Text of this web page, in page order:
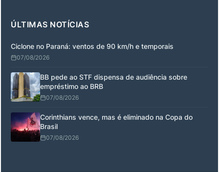
ÚLTIMAS NOTÍCIAS
Ciclone no Paraná: ventos de 90 km/h e temporais
07/08/2026
BB pede ao STF dispensa de audiência sobre
empréstimo ao BRB
07/08/2026
Corinthians vence, mas é eliminado na Copa do
Brasil
07/08/2026